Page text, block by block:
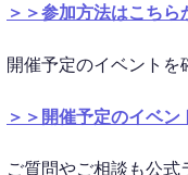
＞＞参加方法はこちら
開催予定のイベント
＞＞開催予定のイベン
ご質問やご相談も公